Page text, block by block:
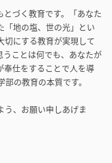
づく教育です。「あなた
「地の塩、世の光」とい
切にする教育が実現して
ことは何でも、あなたが
奉仕をすることで人を導
の教育の本質です。
う、お願い申しあげま